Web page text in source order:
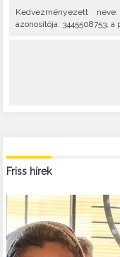
Kedvezményezett
azonosítója: 3445508753,
Friss hírek